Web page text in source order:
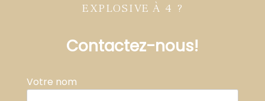
EXPLOSIVE À 4 ?
Contactez-nous!
Votre nom